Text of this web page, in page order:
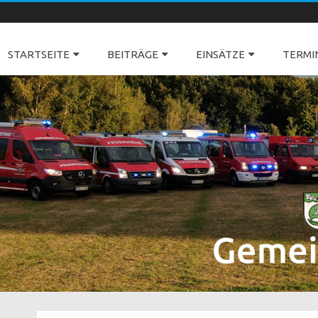
STARTSEITE BEITRÄGE EINSÄTZE